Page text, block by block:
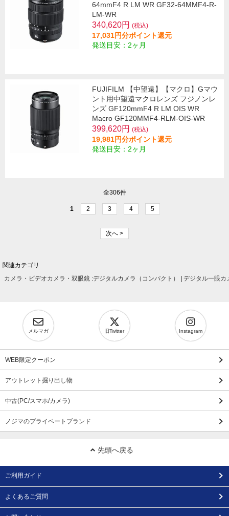
64mmF4 R LM WR GF32-64MMF4-R-
LM-WR
340,620円 (税込)
17,031円分ポイント還元
発送目安：2ヶ月
FUJIFILM 【中望遠】【マクロ】Gマウ
ント用中望遠マクロレンズ フジノンレ
ンズ GF120mmF4 R LM OIS WR
Macro GF120MMF4-RLM-OIS-WR
399,620円 (税込)
19,981円分ポイント還元
発送目安：2ヶ月
全306件
1 2 3 4 5
次へ >
関連カテゴリ
カメラ・ビデオカメラ・双眼鏡 :デジタルカメラ（コンパクト） デジタル一眼カ
メルマガ 旧Twitter Instagram
WEB限定クーポン
アウトレット掘り出し物
中古(PC/スマホ/カメラ)
ノジマのプライベートブランド
先頭へ戻る
ご利用ガイド
よくあるご質問